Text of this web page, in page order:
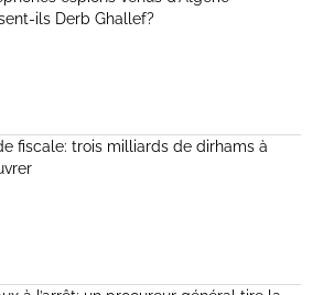
ils Derb Ghallef?
fiscale: trois milliards de dirhams à